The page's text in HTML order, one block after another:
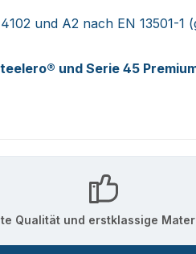
und A2 nach EN 13501-1
und Serie 45
Qualität und erstklassige